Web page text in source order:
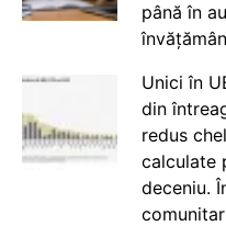
până în
Unici în
din
redus
calculate
deceniu.